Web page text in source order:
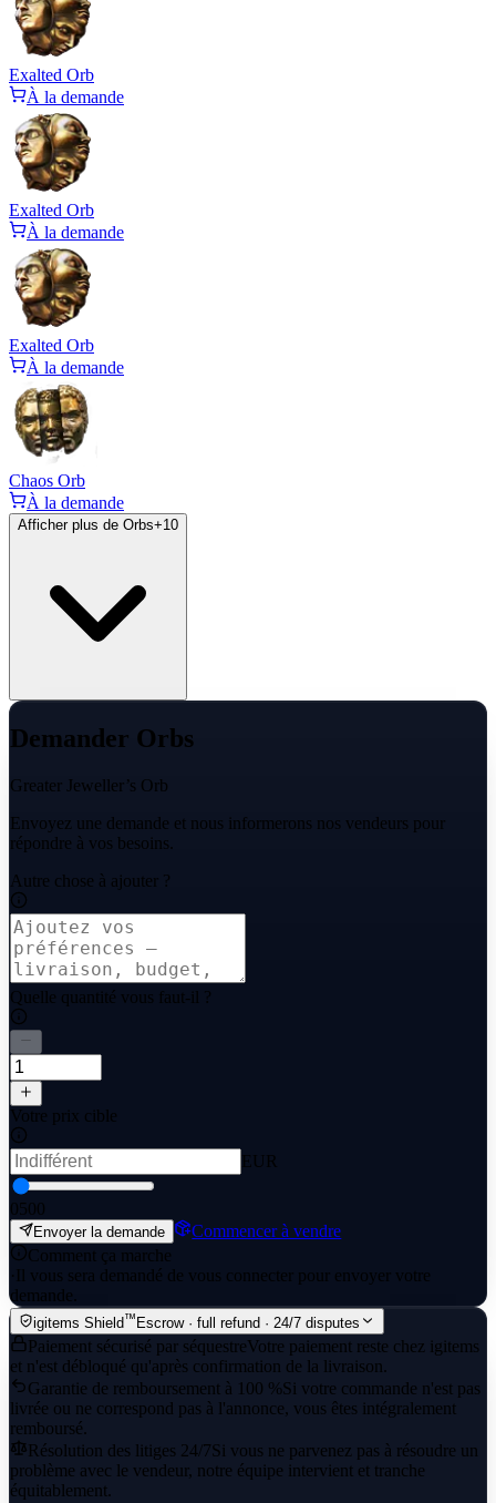
Exalted Orb
À la demande
Exalted Orb
À la demande
Exalted Orb
À la demande
Chaos Orb
À la demande
Afficher plus de Orbs+10
Demander Orbs
Greater Jeweller’s Orb
Envoyez une demande et nous informerons nos vendeurs pour
répondre à vos besoins.
Autre chose à ajouter ?
Quelle quantité vous faut-il ?
Votre prix cible
EUR
0500
Envoyer la demande
Commencer à vendre
Comment ça marche
· Il vous sera demandé de vous connecter pour envoyer votre
demande.
igitems Shield™ Escrow · full refund · 24/7 disputes
Paiement sécurisé par séquestreVotre paiement reste chez igitems
et n'est débloqué qu'après confirmation de la livraison.
Garantie de remboursement à 100 %Si votre commande n'est pas
livrée ou ne correspond pas à l'annonce, vous êtes intégralement
remboursé.
Résolution des litiges 24/7Si vous ne parvenez pas à résoudre un
problème avec le vendeur, notre équipe intervient et tranche
équitablement.